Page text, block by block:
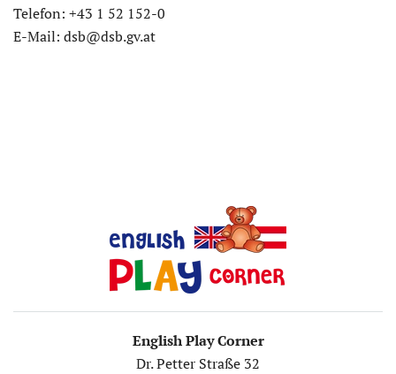
Telefon: +43 1 52 152-0
E-Mail: dsb@dsb.gv.at
English Play Corner
Dr. Petter Straße 32